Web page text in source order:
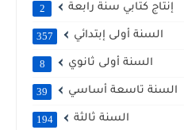
إنتاج كتابي سنة رابعة 2
السنة أولى إبتدائي 357
السنة أولى ثانوي 8
السنة تاسعة أساسي 39
السنة ثالثة 194